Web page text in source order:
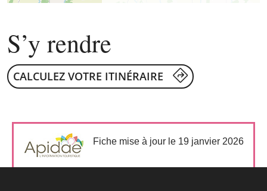
S’y rendre
CALCULEZ VOTRE ITINÉRAIRE
Fiche mise à jour le 19 janvier 2026